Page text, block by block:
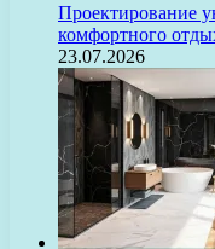
Проектирование
комфортного
23.07.2026